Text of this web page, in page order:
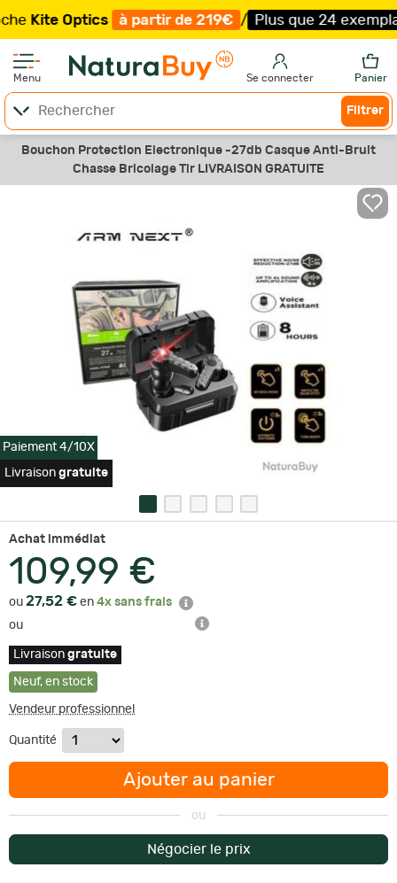
Optics à partir de 219€ / Plus que 24 exemplaires !
Menu Se connecter Panier
Filtrer
Bouchon Protection Electronique -27db Casque Anti-Bruit
Chasse Bricolage Tir LIVRAISON GRATUITE
Paiement 4/10X
Livraison gratuite
Achat immédiat
109,99 €
ou 27,52 € en 4x sans frais
ou
Livraison gratuite
Neuf, en stock
Vendeur professionnel
Quantité
Ajouter au panier
ou
Négocier le prix